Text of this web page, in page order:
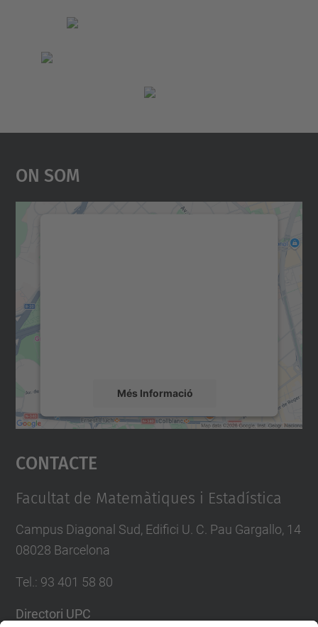
On Som
Més Informació
Accepta
powered by
Contacte
Facultat de Matemàtiques i Estadística
Campus Diagonal Sud, Edifici U. C. Pau Gargallo, 14
08028 Barcelona
Tel. : 93 401 58 80
Directori UPC